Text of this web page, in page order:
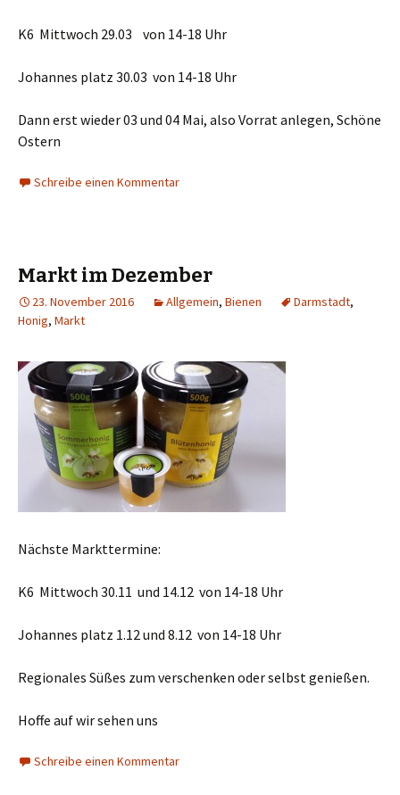
K6 Mittwoch 29.03 von 14-18 Uhr
Johannes platz 30.03 von 14-18 Uhr
Dann erst wieder 03 und 04 Mai, also Vorrat anlegen, Schöne
Ostern
Schreibe einen Kommentar
Markt im Dezember
23. November 2016 Allgemein, Bienen Darmstadt,
Honig, Markt
Nächste Markttermine:
K6 Mittwoch 30.11 und 14.12 von 14-18 Uhr
Johannes platz 1.12 und 8.12 von 14-18 Uhr
Regionales Süßes zum verschenken oder selbst genießen.
Hoffe auf wir sehen uns
Schreibe einen Kommentar